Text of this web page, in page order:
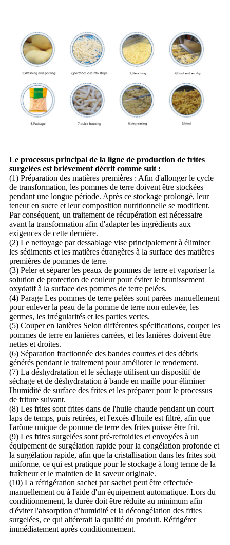
Le processus principal de la ligne de production de frites
surgelées est brièvement décrit comme suit :
(1) Préparation des matières premières : Afin d'allonger le cycle
de transformation, les pommes de terre doivent être stockées
pendant une longue période. Après ce stockage prolongé, leur
teneur en sucre et leur composition nutritionnelle se modifient.
Par conséquent, un traitement de récupération est nécessaire
avant la transformation afin d'adapter les ingrédients aux
exigences de cette dernière.
(2) Le nettoyage par dessablage vise principalement à éliminer
les sédiments et les matières étrangères à la surface des matières
premières de pommes de terre.
(3) Peler et séparer les peaux de pommes de terre et vaporiser la
solution de protection de couleur pour éviter le brunissement
oxydatif à la surface des pommes de terre pelées.
(4) Parage Les pommes de terre pelées sont parées manuellement
pour enlever la peau de la pomme de terre non enlevée, les
germes, les irrégularités et les parties vertes.
(5) Couper en lanières Selon différentes spécifications, couper les
pommes de terre en lanières carrées, et les lanières doivent être
nettes et droites.
(6) Séparation fractionnée des bandes courtes et des débris
générés pendant le traitement pour améliorer le rendement.
(7) La déshydratation et le séchage utilisent un dispositif de
séchage et de déshydratation à bande en maille pour éliminer
l'humidité de surface des frites et les préparer pour le processus
de friture suivant.
(8) Les frites sont frites dans de l'huile chaude pendant un court
laps de temps, puis retirées, et l'excès d'huile est filtré, afin que
l'arôme unique de pomme de terre des frites puisse être frit.
(9) Les frites surgelées sont pré-refroidies et envoyées à un
équipement de surgélation rapide pour la congélation profonde et
la surgélation rapide, afin que la cristallisation dans les frites soit
uniforme, ce qui est pratique pour le stockage à long terme de la
fraîcheur et le maintien de la saveur originale.
(10) La réfrigération sachet par sachet peut être effectuée
manuellement ou à l'aide d'un équipement automatique. Lors du
conditionnement, la durée doit être réduite au minimum afin
d'éviter l'absorption d'humidité et la décongélation des frites
surgelées, ce qui altérerait la qualité du produit. Réfrigérer
immédiatement après conditionnement.